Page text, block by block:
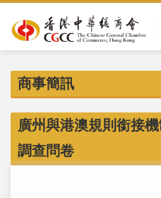
商事簡訊
廣州與港澳規則銜接
調查問卷